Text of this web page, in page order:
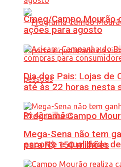
Programa Campo
esporte e qualidade
Cmeg/Campo Mourão
ações para agosto
Dia dos Pais: Lojas de
até às 22 horas nesta
Mega-Sena não tem
para R$ 150 milhões